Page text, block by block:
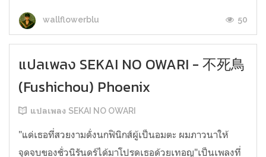
wallflowerblu 50
แปลเพลง SEKAI NO OWARI - 不死鳥
(Fushichou) Phoenix
แปลเพลง SEKAI NO OWARI
"แด่เธอที่สวยงามดั่งนกฟินิกส์ผู้เป็นอมตะ ผมภาวนาให้
จุดจบของชั่วนิรันดร์ได้มาโปรดเธอด้วยเทอญ"เป็นเพลงที่